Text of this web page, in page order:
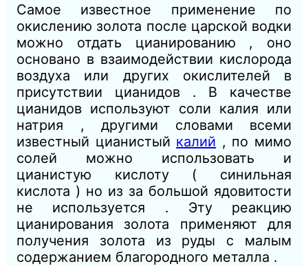
Самое известное применение по
окислению золота после царской водки
можно отдать цианированию , оно
основано в взаимодействии кислорода
воздуха или других окислителей в
присутствии цианидов . В качестве
цианидов используют соли калия или
натрия , другими словами всеми
известный цианистый калий , по мимо
солей можно использовать и
цианистую кислоту ( синильная
кислота ) но из за большой ядовитости
не используется . Эту реакцию
цианирования золота применяют для
получения золота из руды с малым
содержанием благородного металла .